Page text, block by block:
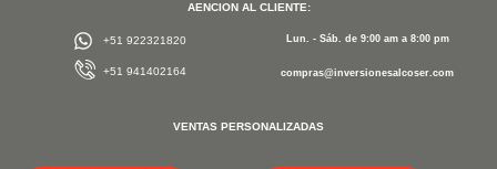
AENCION AL CLIENTE:
+51 922321820
+51 941402164
Lun. - Sáb. de 9:00 am a 8:00 pm
compras@inversionesalcoser.com
VENTAS PERSONALIZADAS